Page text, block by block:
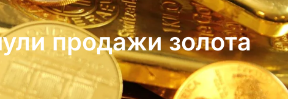
продажи золота